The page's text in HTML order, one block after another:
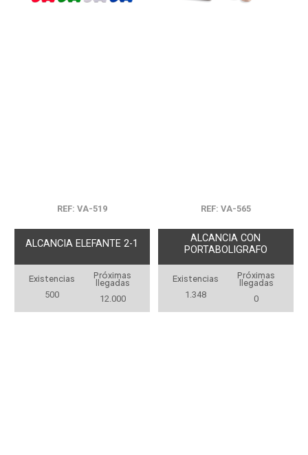
REF: VA-519
ALCANCIA ELEFANTE 2-1
Existencias
500
Próximas
llegadas
12.000
REF: VA-565
ALCANCIA CON
PORTABOLIGRAFO
Existencias
1.348
Próximas
llegadas
0